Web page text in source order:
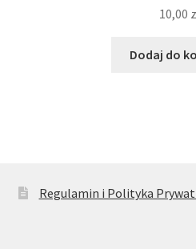
10,00
Dodaj do
Regulamin i Polityka